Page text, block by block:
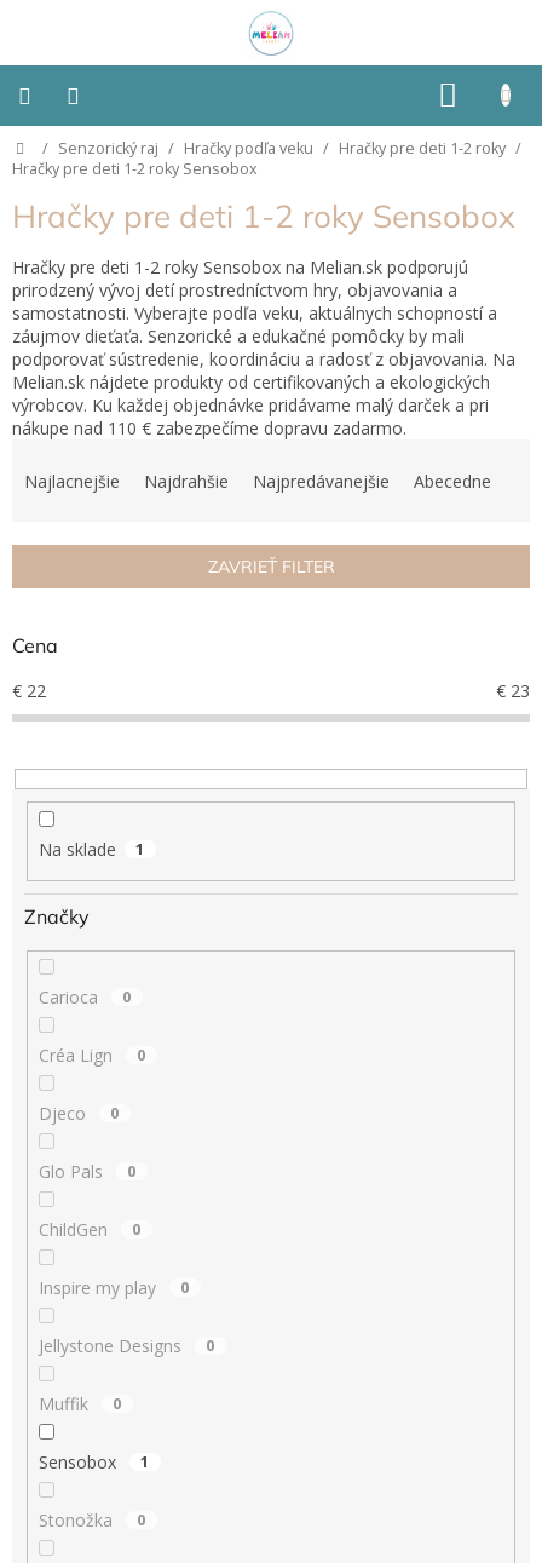
KOŠÍK
Montessori
Detská
izba
Senzorické
pomôcky
Hračky
podľa
typu
Hračky
podľa
podľa
podľa
príležitosti
Značky
Senzorický
raj
Prihlásenie
Domov
/ Senzorický raj / Hračky podľa veku / Hračky pre deti 1-2 roky /
Hračky pre deti 1-2 roky Sensobox
Hračky pre deti 1-2 roky Sensobox
Hračky pre deti 1-2 roky Sensobox na Melian.sk podporujú
prirodzený vývoj detí prostredníctvom hry, objavovania a
samostatnosti. Vyberajte podľa veku, aktuálnych schopností a
záujmov dieťaťa. Senzorické a edukačné pomôcky by mali
podporovať sústredenie, koordináciu a radosť z objavovania. Na
Melian.sk nájdete produkty od certifikovaných a ekologických
výrobcov. Ku každej objednávke pridávame malý darček a pri
nákupe nad 110 € zabezpečíme dopravu zadarmo.
i
p
o
d
k
t
Najlacnejšie Najdrahšie Najpredávanejšie Abecedne
ZAVRIEŤ FILTER
Cena
€ 22 € 23
Na sklade 1
Značky
Carioca 0
Créa Lign 0
Djeco 0
Glo Pals 0
ChildGen 0
Inspire my play 0
Jellystone Designs 0
Muffik 0
Sensobox 1
Stonožka 0